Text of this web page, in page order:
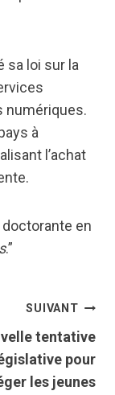
sa loi sur la
numériques.
à
l’achat
doctorante en
.”
SUIVANT
tentative
pour
les jeunes